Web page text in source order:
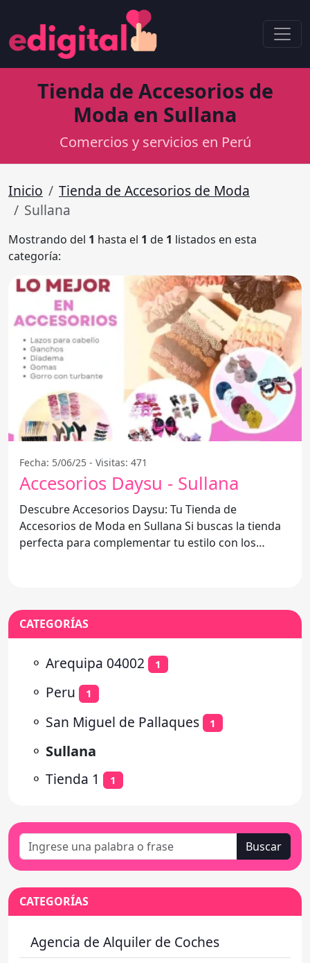
Tienda de Accesorios de
Moda en Sullana
Comercios y servicios en Perú
Inicio
Tienda de Accesorios de Moda
Sullana
Mostrando del 1 hasta el 1 de 1 listados en esta
categoría:
Fecha: 5/06/25 - Visitas: 471
Accesorios Daysu - Sullana
Descubre Accesorios Daysu: Tu Tienda de
Accesorios de Moda en Sullana Si buscas la tienda
perfecta para complementar tu estilo con los
CATEGORÍAS
⚬ Arequipa 04002 1
⚬ Peru 1
⚬ San Miguel de Pallaques 1
⚬ Sullana
⚬ Tienda 1 1
Buscar
CATEGORÍAS
Agencia de Alquiler de Coches